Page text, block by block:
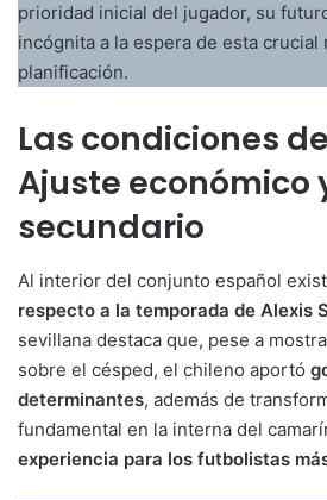
prioridad inicial del jugador, su
incógnita a la espera de esta crucial
planificación.
Las condiciones
Ajuste económico
secundario
Al interior del conjunto español
respecto a la temporada de Alexis
sevillana destaca que, pese a
sobre el césped, el chileno aportó
determinantes, además de
fundamental en la interna del
experiencia para los futbolistas